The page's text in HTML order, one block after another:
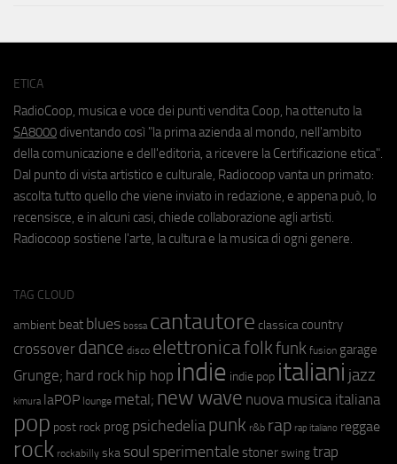
ETICA
RadioCoop, musica e voce dei punti vendita Coop, ha ottenuto la
SA8000 diventando così "la prima azienda al mondo, nell'ambito
della comunicazione e dell'editoria, a ricevere la Certificazione etica".
Dal punto di vista artistico e culturale, Radiocoop vanta un primato:
ascolta tutto quello che viene inviato in redazione, e appena può, lo
recensisce, e in alcuni casi, chiede collaborazione agli artisti.
Radiocoop sostiene l'arte, la cultura e la musica di ogni genere.
TAG CLOUD
ambient beat blues bossa cantautore classica country
crossover dance disco elettronicafolkfunk fusion garage
Grunge; hard rock hip hop indie indie pop italiani jazz
kimura laPOP lounge metal; new wave nuova musica italiana
pop post rock prog psichedeliapunk r&b rap rap italiano reggae
rock rockabilly ska soul sperimentale stoner swing trap